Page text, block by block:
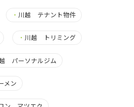
・ 川越 テナント物件
・ 川越 トリミング
パーソナルジム
メン